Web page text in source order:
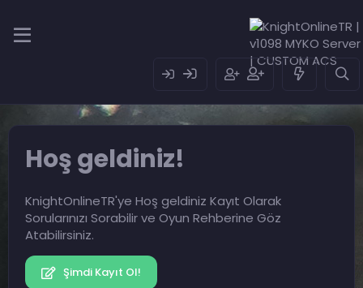
Hoş geldiniz!
KnightOnlineTR'ye Hoş geldiniz Kayıt Olarak
Sorularınızı Sorabilir ve Oyun Rehberine Göz
Atabilirsiniz.
Şimdi Kayıt Ol!